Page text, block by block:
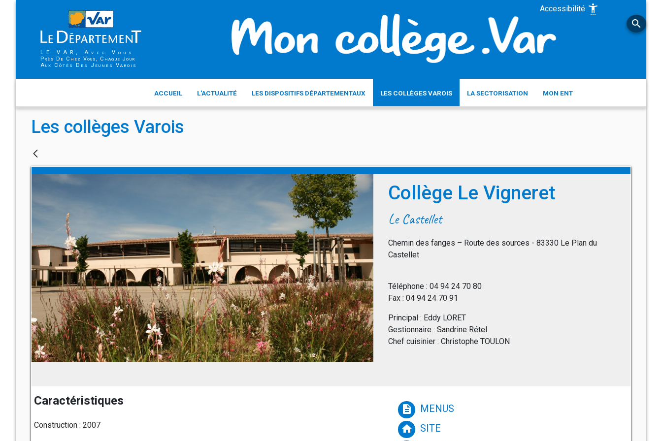
Accessibilité settings_accessibility
search
LE VAR, Avec Vous
Près De Chez Vous, Chaque Jour
Aux Côtés Des Jeunes Varois
ACCUEIL L'ACTUALITÉ LES DISPOSITIFS DÉPARTEMENTAUX LES COLLÈGES VAROIS LA SECTORISATION MON ENT
Les collèges Varois
Collège Le Vigneret
Le Castellet
Chemin des fanges – Route des sources - 83330 Le Plan du
Castellet
Téléphone : 04 94 24 70 80
Fax : 04 94 24 70 91
Principal : Eddy LORET
Gestionnaire : Sandrine Rétel
Chef cuisinier : Christophe TOULON
Caractéristiques
Construction : 2007
description
MENUS
home
SITE